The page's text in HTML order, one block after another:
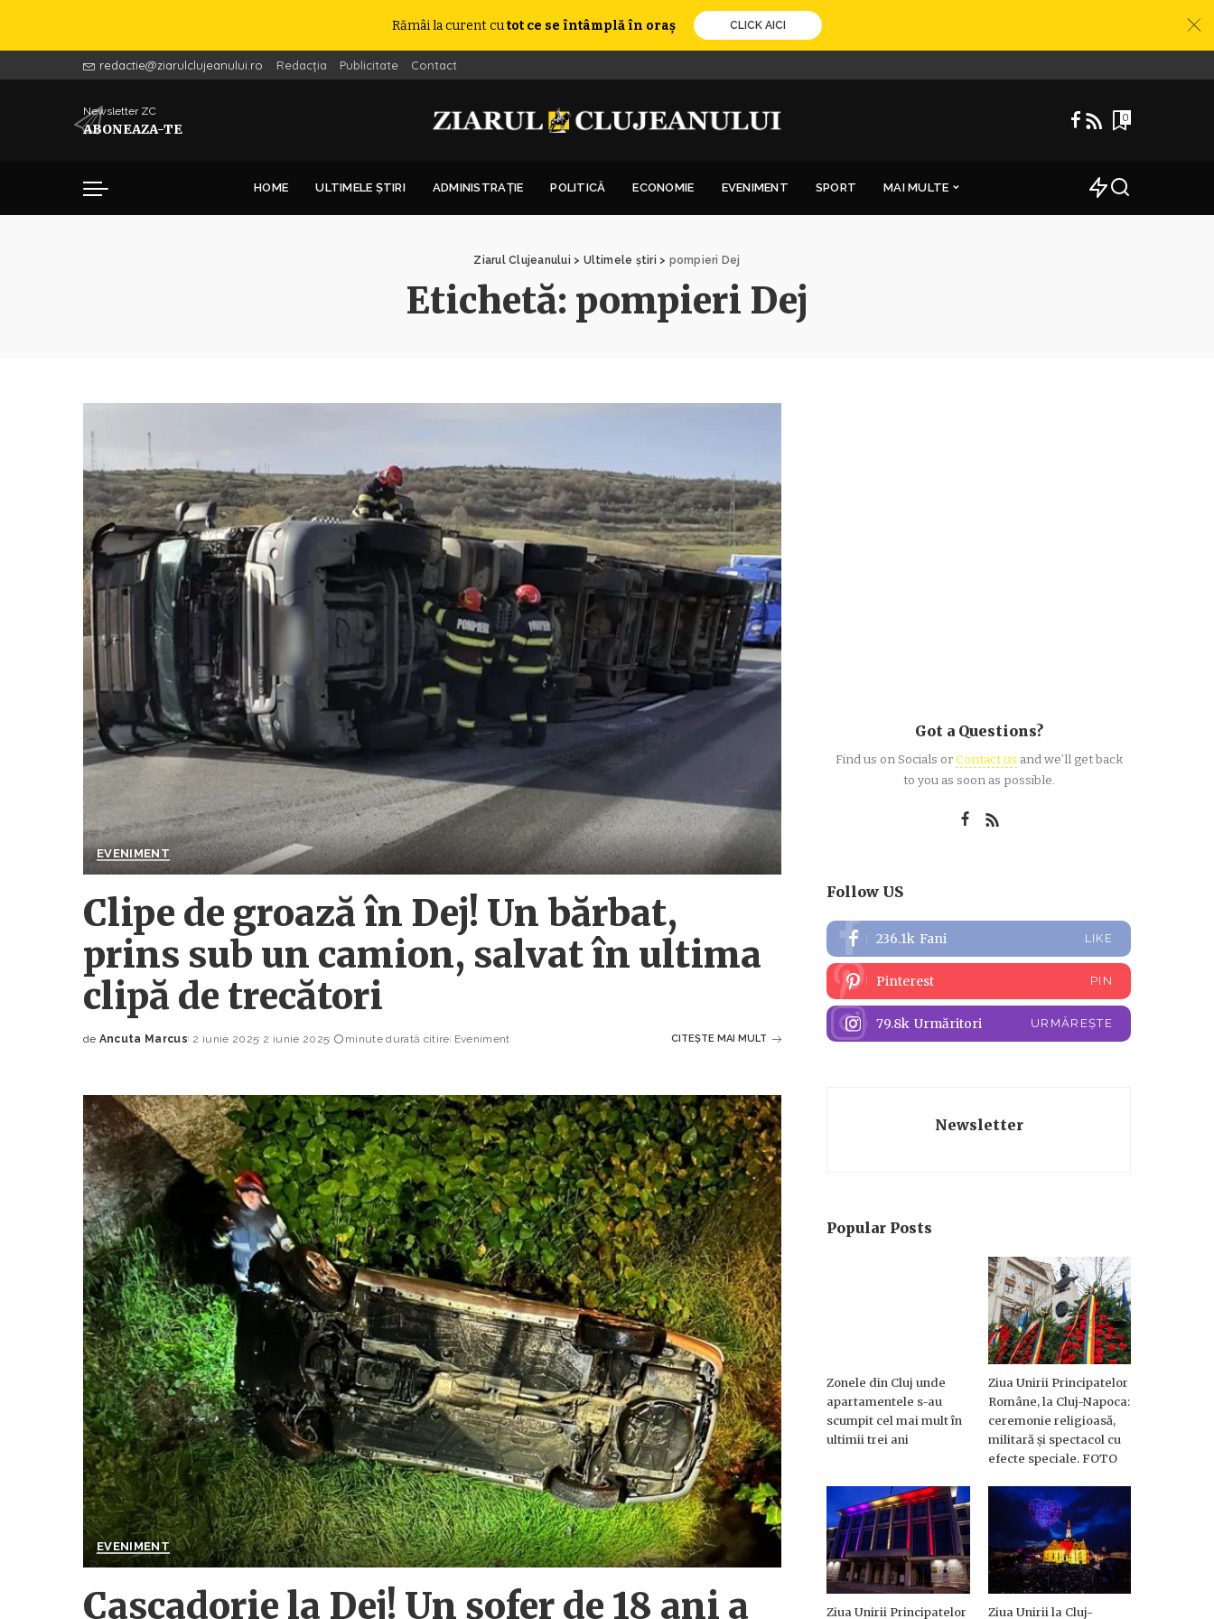
Rămâi la curent cutot ce se întâmplă în oraș CLICK AICI
redactie@ziarulclujeanului.ro Redacția Publicitate Contact
Newsletter ZC
ABONEAZA-TE
0
HOME ULTIMELE ȘTIRI ADMINISTRAȚIE POLITICĂ ECONOMIE EVENIMENT SPORT MAI MULTE
Ziarul Clujeanului > Ultimele știri > pompieri Dej
Etichetă: pompieri Dej
EVENIMENT
Clipe de groază în Dej! Un bărbat,
prins sub un camion, salvat în ultima
clipă de trecători
de Ancuta Marcus 2 iunie 2025 2 iunie 2025 minute durată citire Eveniment CITEȘTE MAI MULT
EVENIMENT
Cascadorie la Dej! Un șofer de 18 ani a
Got a Questions?
Find us on Socials orContact us and we’ll get back
to you as soon as possible.
Follow US
236.1k Fani LIKE
Pinterest PIN
79.8k Urmăritori URMĂREȘTE
Newsletter
Popular Posts
Zonele din Cluj unde
apartamentele s-au
scumpit cel mai mult în
ultimii trei ani
Ziua Unirii Principatelor
Române, la Cluj-Napoca:
ceremonie religioasă,
militară și spectacol cu
efecte speciale. FOTO
Ziua Unirii Principatelor Ziua Unirii la Cluj-